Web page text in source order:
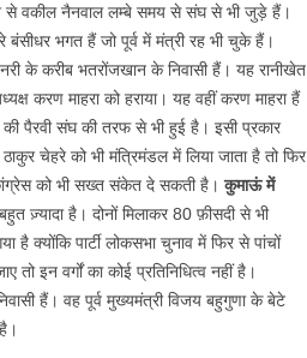
से वकील नैनवाल लम्बे समय से संघ से भी जुड़े हैं।
भगत हैं जो पूर्व में मंत्री रह भी चुके हैं।
के करीब भतरोंजखान के निवासी हैं। यह रानीखेत
करण माहरा को हराया। यह वहीं करण माहरा हैं
पैरवी संघ की तरफ से भी हुई है। इसी प्रकार
चेहरे को भी मंत्रिमंडल में लिया जाता है तो फिर
कांग्रेस को भी सख्त संकेत दे सकती है।कुमाऊं में
ज़्यादा है। दोनों मिलाकर 80 फ़ीसदी से भी
है क्योंकि पार्टी लोकसभा चुनाव में फिर से पांचों
तो इन वर्गों का कोई प्रतिनिधित्व नहीं है।
हैं। वह पूर्व मुख्यमंत्री विजय बहुगुणा के बेटे